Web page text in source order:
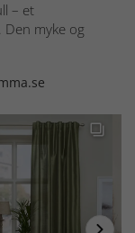
– et
myke og